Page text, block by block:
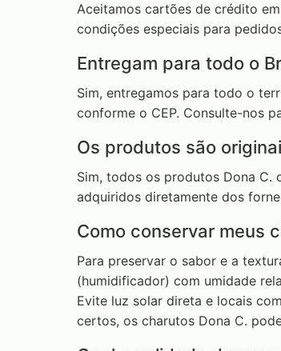
Aceitamos cartões de crédito
condições especiais para
Entregam para todo o
Sim, entregamos para todo o
conforme o CEP. Consulte-nos
Os produtos são
Sim, todos os produtos Dona C.
adquiridos diretamente dos
Como conservar meus
Para preservar o sabor e a
(humidificador) com umidade
Evite luz solar direta e locais
certos, os charutos Dona C.